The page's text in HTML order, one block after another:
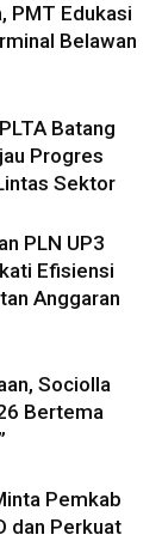
PMT Edukasi
Belawan
Batang
Progres
Sektor
PLN UP3
Efisiensi
Anggaran
Sociolla
Bertema
Pemkab
dan Perkuat